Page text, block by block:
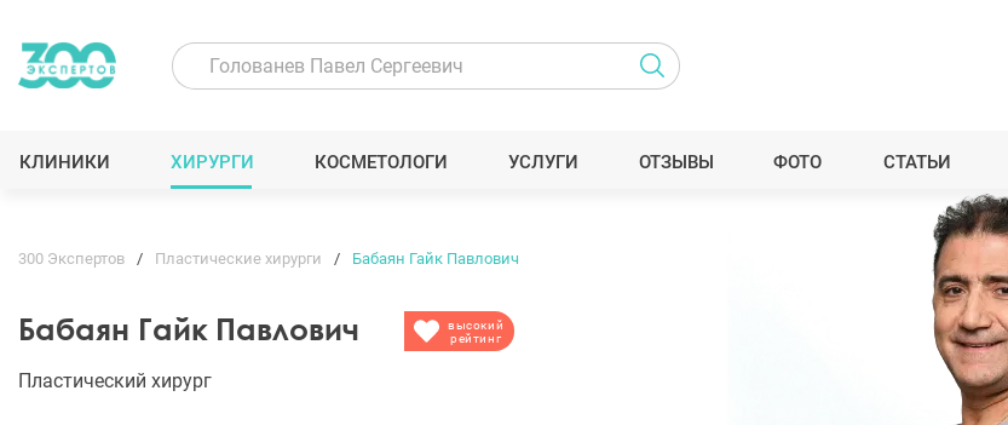
КЛИНИКИ ХИРУРГИ КОСМЕТОЛОГИ УСЛУГИ ОТЗЫВЫ ФОТО СТАТЬИ
300 Экспертов Пластические хирурги Бабаян Гайк Павлович
Бабаян Гайк Павлович
высокий
рейтинг
Пластический хирург